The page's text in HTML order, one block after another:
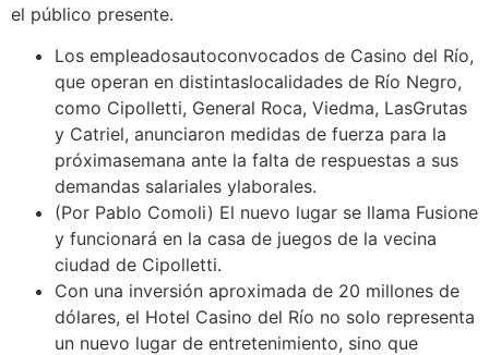
el público presente.
Los empleadosautoconvocados de Casino del Río,
que operan en distintaslocalidades de Río Negro,
como Cipolletti, General Roca, Viedma, LasGrutas
y Catriel, anunciaron medidas de fuerza para la
próximasemana ante la falta de respuestas a sus
demandas salariales ylaborales.
(Por Pablo Comoli) El nuevo lugar se llama Fusione
y funcionará en la casa de juegos de la vecina
ciudad de Cipolletti.
Con una inversión aproximada de 20 millones de
dólares, el Hotel Casino del Río no solo representa
un nuevo lugar de entretenimiento, sino que